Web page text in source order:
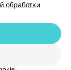
Республика Беларусь,
обработки